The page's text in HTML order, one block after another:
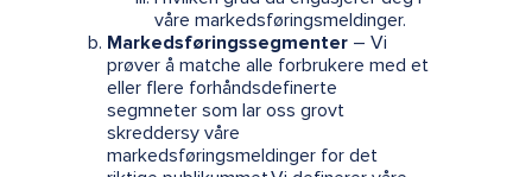
våre markedsføringsmeldinger.
Markedsføringssegmenter – Vi
prøver å matche alle forbrukere med et
eller flere forhåndsdefinerte
segmneter som lar oss grovt
skreddersy våre
markedsføringsmeldinger for det